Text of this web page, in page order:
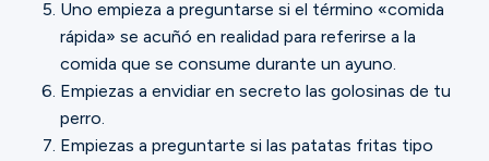
Buscar
Uno empieza a preguntarse si el término «comida
rápida» se acuñó en realidad para referirse a la
comida que se consume durante un ayuno.
Empiezas a envidiar en secreto las golosinas de tu
perro.
Empiezas a preguntarte si las patatas fritas tipo